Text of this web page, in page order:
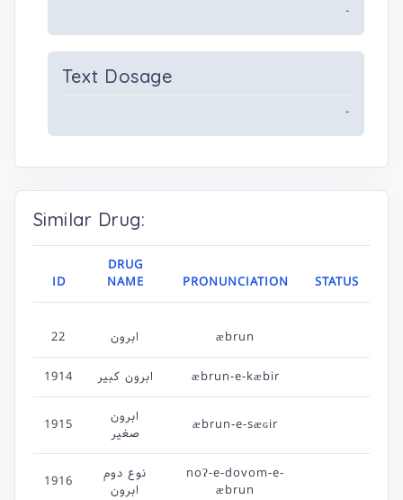
-
Text Dosage
-
Similar Drug:
ID
DRUG
NAME
PRONUNCIATION STATUS
22 ابرون æbrun
1914 ابرون کبیر æbrun-e-kæbir
1915
ابرون
صغیر
æbrun-e-sæɢir
1916
نوع دوم
ابرون
noʔ-e-dovom-e-
æbrun